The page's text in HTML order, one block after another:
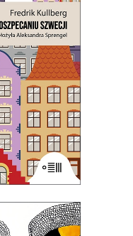
szwedzki
co
wygląda.
zł